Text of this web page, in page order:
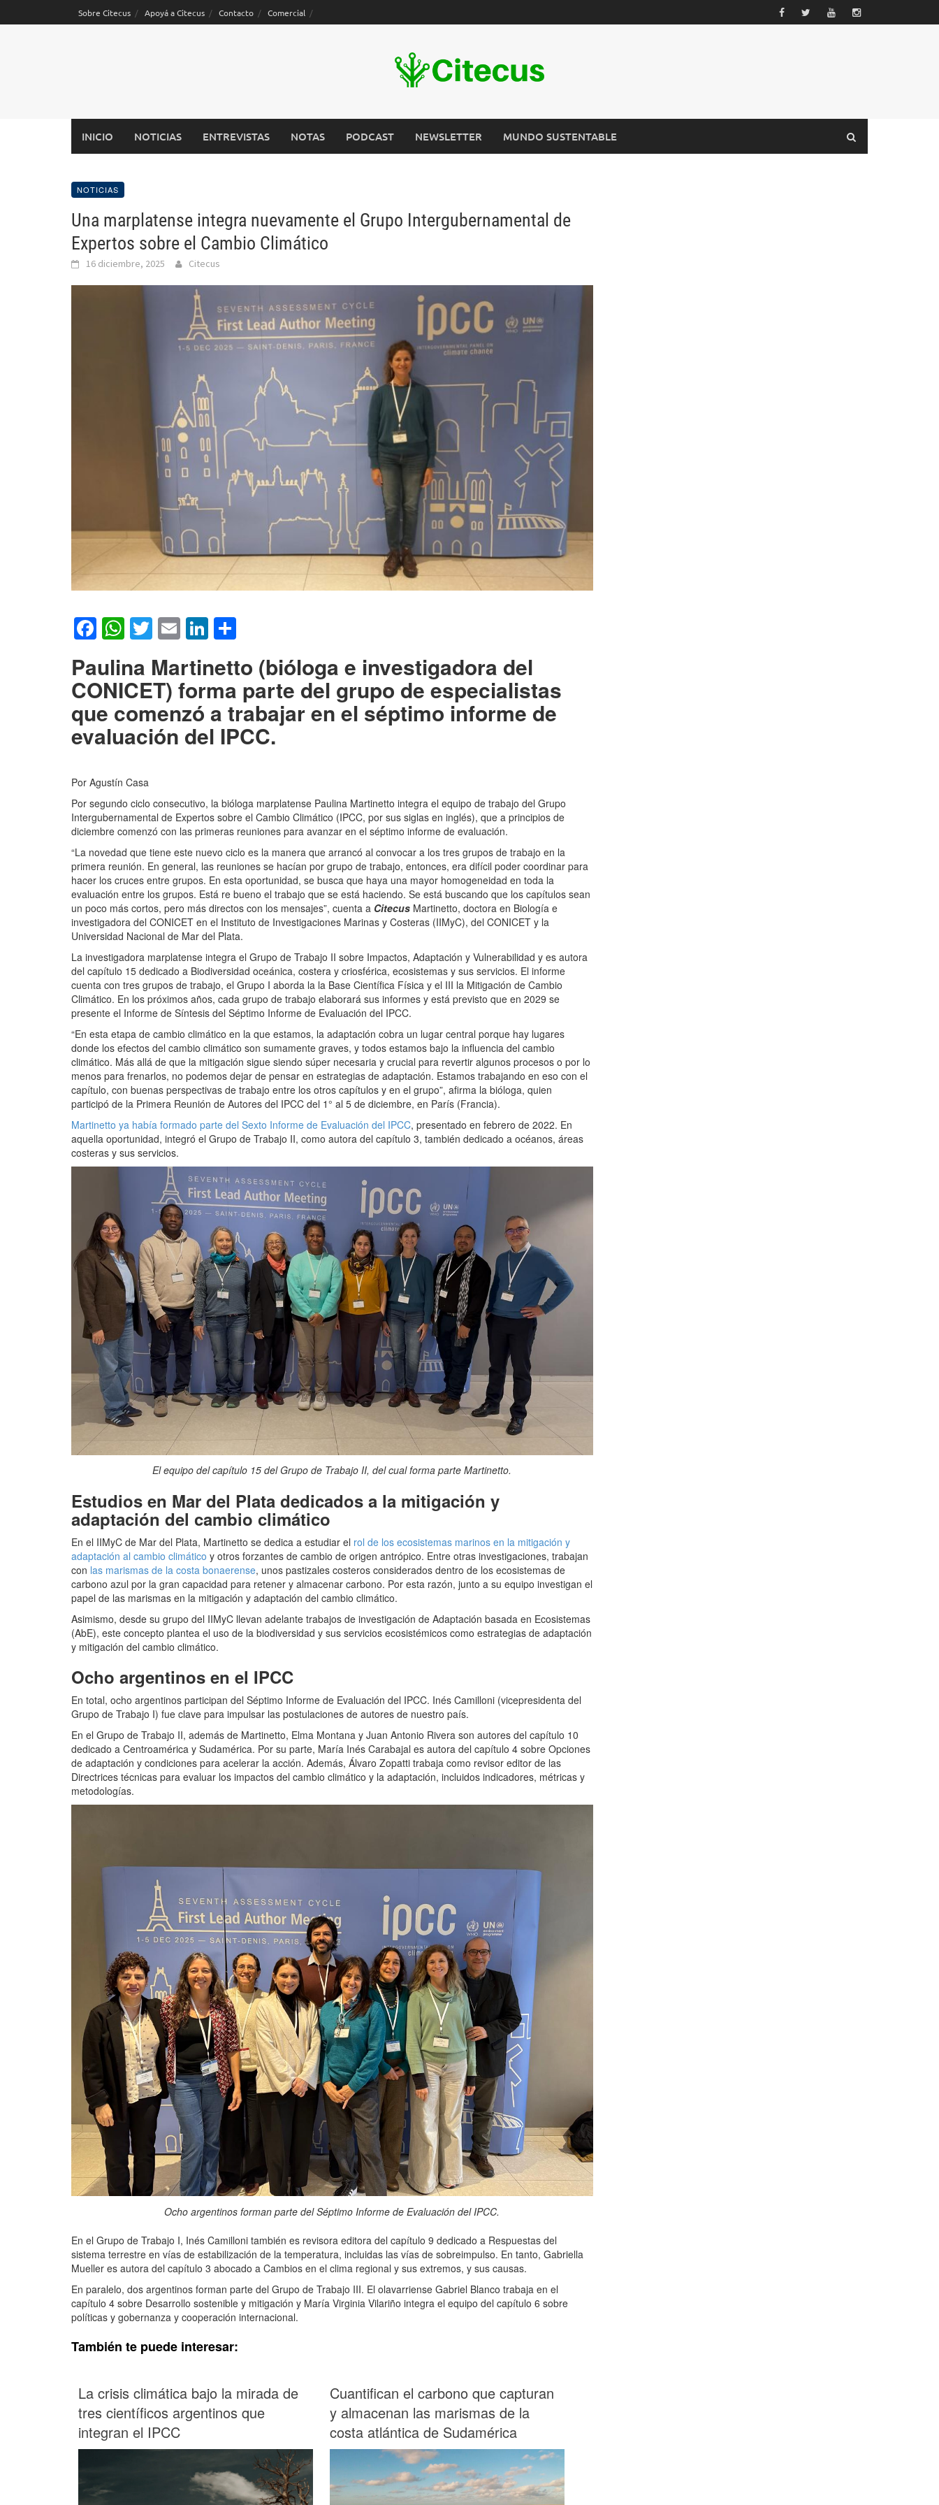
Sobre Citecus Apoyá a Citecus Contacto Comercial
INICIO NOTICIAS ENTREVISTAS NOTAS PODCAST NEWSLETTER MUNDO SUSTENTABLE
NOTICIAS
Una marplatense integra nuevamente el Grupo Intergubernamental de
Expertos sobre el Cambio Climático
16 diciembre, 2025 Citecus
Facebook
WhatsApp
Twitter
EmailLinkedIn
Paulina Martinetto (bióloga e investigadora del
CONICET) forma parte del grupo de especialistas
que comenzó a trabajar en el séptimo informe de
evaluación del IPCC.
Por Agustín Casa
Por segundo ciclo consecutivo, la bióloga marplatense Paulina Martinetto integra el equipo de trabajo del Grupo
Intergubernamental de Expertos sobre el Cambio Climático (IPCC, por sus siglas en inglés), que a principios de
diciembre comenzó con las primeras reuniones para avanzar en el séptimo informe de evaluación.
“La novedad que tiene este nuevo ciclo es la manera que arrancó al convocar a los tres grupos de trabajo en la
primera reunión. En general, las reuniones se hacían por grupo de trabajo, entonces, era difícil poder coordinar para
hacer los cruces entre grupos. En esta oportunidad, se busca que haya una mayor homogeneidad en toda la
evaluación entre los grupos. Está re bueno el trabajo que se está haciendo. Se está buscando que los capítulos sean
un poco más cortos, pero más directos con los mensajes”, cuenta a Citecus Martinetto, doctora en Biología e
investigadora del CONICET en el Instituto de Investigaciones Marinas y Costeras (IIMyC), del CONICET y la
Universidad Nacional de Mar del Plata.
La investigadora marplatense integra el Grupo de Trabajo II sobre Impactos, Adaptación y Vulnerabilidad y es autora
del capítulo 15 dedicado a Biodiversidad oceánica, costera y criosférica, ecosistemas y sus servicios. El informe
cuenta con tres grupos de trabajo, el Grupo I aborda la la Base Científica Física y el III la Mitigación de Cambio
Climático. En los próximos años, cada grupo de trabajo elaborará sus informes y está previsto que en 2029 se
presente el Informe de Síntesis del Séptimo Informe de Evaluación del IPCC.
“En esta etapa de cambio climático en la que estamos, la adaptación cobra un lugar central porque hay lugares
donde los efectos del cambio climático son sumamente graves, y todos estamos bajo la influencia del cambio
climático. Más allá de que la mitigación sigue siendo súper necesaria y crucial para revertir algunos procesos o por lo
menos para frenarlos, no podemos dejar de pensar en estrategias de adaptación. Estamos trabajando en eso con el
capítulo, con buenas perspectivas de trabajo entre los otros capítulos y en el grupo”, afirma la bióloga, quien
participó de la Primera Reunión de Autores del IPCC del 1° al 5 de diciembre, en París (Francia).
Martinetto ya había formado parte del Sexto Informe de Evaluación del IPCC, presentado en febrero de 2022. En
aquella oportunidad, integró el Grupo de Trabajo II, como autora del capítulo 3, también dedicado a océanos, áreas
costeras y sus servicios.
El equipo del capítulo 15 del Grupo de Trabajo II, del cual forma parte Martinetto.
Estudios en Mar del Plata dedicados a la mitigación y
adaptación del cambio climático
En el IIMyC de Mar del Plata, Martinetto se dedica a estudiar el rol de los ecosistemas marinos en la mitigación y
adaptación al cambio climático y otros forzantes de cambio de origen antrópico. Entre otras investigaciones, trabajan
con las marismas de la costa bonaerense, unos pastizales costeros considerados dentro de los ecosistemas de
carbono azul por la gran capacidad para retener y almacenar carbono. Por esta razón, junto a su equipo investigan el
papel de las marismas en la mitigación y adaptación del cambio climático.
Asimismo, desde su grupo del IIMyC llevan adelante trabajos de investigación de Adaptación basada en Ecosistemas
(AbE), este concepto plantea el uso de la biodiversidad y sus servicios ecosistémicos como estrategias de adaptación
y mitigación del cambio climático.
Ocho argentinos en el IPCC
En total, ocho argentinos participan del Séptimo Informe de Evaluación del IPCC. Inés Camilloni (vicepresidenta del
Grupo de Trabajo I) fue clave para impulsar las postulaciones de autores de nuestro país.
En el Grupo de Trabajo II, además de Martinetto, Elma Montana y Juan Antonio Rivera son autores del capítulo 10
dedicado a Centroamérica y Sudamérica. Por su parte, María Inés Carabajal es autora del capítulo 4 sobre Opciones
de adaptación y condiciones para acelerar la acción. Además, Álvaro Zopatti trabaja como revisor editor de las
Directrices técnicas para evaluar los impactos del cambio climático y la adaptación, incluidos indicadores, métricas y
metodologías.
Ocho argentinos forman parte del Séptimo Informe de Evaluación del IPCC.
En el Grupo de Trabajo I, Inés Camilloni también es revisora editora del capítulo 9 dedicado a Respuestas del
sistema terrestre en vías de estabilización de la temperatura, incluidas las vías de sobreimpulso. En tanto, Gabriella
Mueller es autora del capítulo 3 abocado a Cambios en el clima regional y sus extremos, y sus causas.
En paralelo, dos argentinos forman parte del Grupo de Trabajo III. El olavarriense Gabriel Blanco trabaja en el
capítulo 4 sobre Desarrollo sostenible y mitigación y María Virginia Vilariño integra el equipo del capítulo 6 sobre
políticas y gobernanza y cooperación internacional.
También te puede interesar:
La crisis climática bajo la mirada de
tres científicos argentinos que
integran el IPCC
Cuantifican el carbono que capturan
y almacenan las marismas de la
costa atlántica de Sudamérica